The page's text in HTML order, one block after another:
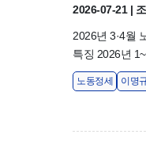
2026-07-21 |
2026년 3·4월
특징 2026년
노동정세 이명